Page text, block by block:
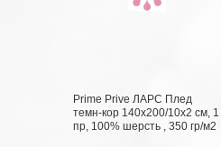
Prime Prive ЛАРС Плед
темн-кор 140х200/10х2 см, 1
пр, 100% шерсть , 350 гр/м2